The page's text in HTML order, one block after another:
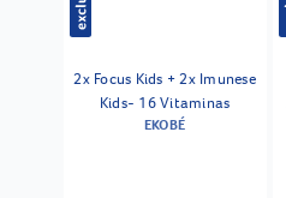
2x Focus Kids + 2x Imunese
Kids- 16 Vitaminas
EKOBÉ